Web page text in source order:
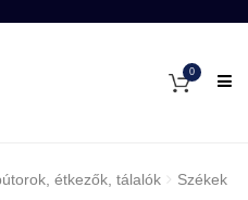
0
étkezők, tálalók
Székek